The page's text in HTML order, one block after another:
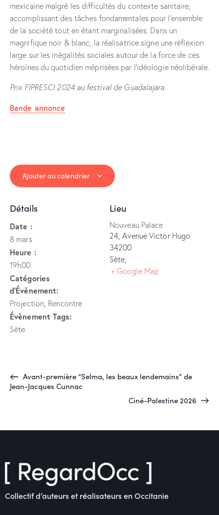
mexicaine malgré les difficultés du contexte sanitaire,
accomplissant des tâches fondamentales pour l’ensemble
de la société tout en étant marginalisées. Dans un
magnifique noir & blanc, la réalisatrice signe une réflexion
large sur les inégalités sociales autour de la force de ces
héroïnes du quotidien méprisées par l’idéologie néolibérale.
Prix FIPRESCI2024 au festival de Guadalajara.
Bande annonce
Ajouter au calendrier
Détails
Date :
8 mars
Heure :
19h00
Catégories
d’Évènement:
Projection Rencontre
Évènement Tags:
Sète
Lieu
Nouveau Palace
24, Avenue Victor Hugo
34200
Sète
+ Google Map
Avant-première “Selma, les beaux lendemains” de
Jean-Jacques Cunnac
Ciné-Palestine 2026
Collectif d’auteurs et réalisateurs en Occitanie